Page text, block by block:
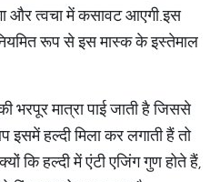
और त्वचा में कसावट आएगी.इस
रूप से इस मास्क के इस्तेमाल
भरपूर मात्रा पाई जाती है जिससे
हल्दी मिला कर लगाती हैं तो
कि हल्दी में एंटी एजिंग गुण होते हैं,